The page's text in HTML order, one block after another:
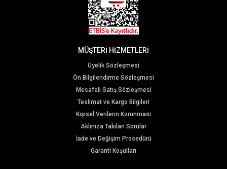
MÜŞTERİ HİZMETLERİ
Üyelik Sözleşmesi
Ön Bilgilendirme Sözleşmesi
Mesafeli Satış Sözleşmesi
Teslimat ve Kargo Bilgileri
Kişisel Verilerin Korunması
Aklınıza Takılan Sorular
İade ve Değişim Prosedürü
Garanti Koşulları